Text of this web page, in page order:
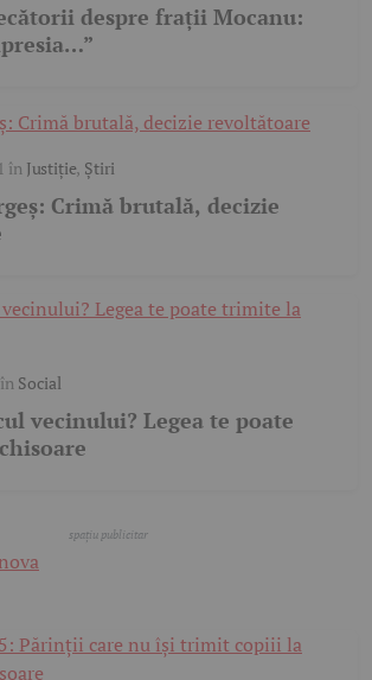
despre frații Mocanu:
în Justiție, Știri
Crimă brutală, decizie
Social
vecinului? Legea te poate